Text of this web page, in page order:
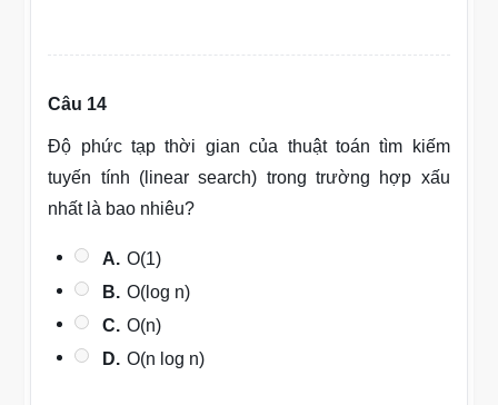
Câu 14
Độ phức tạp thời gian của thuật toán tìm kiếm
tuyến tính (linear search) trong trường hợp xấu
nhất là bao nhiêu?
A. O(1)
B. O(log n)
C. O(n)
D. O(n log n)